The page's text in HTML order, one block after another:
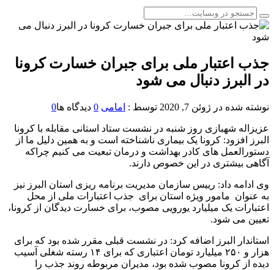
جذب اعتبار ملی برای جبران خسارت کرونا
در البرز دنبال می شود
نوشته شده در ژوئن 7, 2020 توسط : امامی 0 دیدگاه ها0
عزیزاله شهبازی روز شنبه در نشست ستاد استانی مقابله با کرونا
البرز افزود: کرونا یک بیماری ناشناخته است و به همین دلیل ما از
دستورالعمل های کادر بهداشت و درمان تبعیت می کنیم چراکه
آگاهی بیشتری در این خصوص دارند.
وی ادامه داد: رییس سازمان مدیریت برنامه ریزی استان البرز نیز
به عنوان مامور ویژه استان برای جذب اعتبارات ملی از محل
اعتبارات یک میلیارد یورویی مصوب، برای خسارت دیدگان از کرونا،
تعیین می شود.
استاندار البرز اضافه کرد: در نشست قبلی مقرر شده بود که برای
هزار و ۲۵۰ میلیارد تومان اعتباری که برای ۱۴ رسته شغلی آسیب
دیده از کرونا مصوب شده بود، مدیران مربوطه روند جذب را